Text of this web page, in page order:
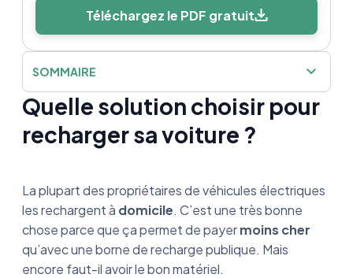
Quelle solution choisir pour
recharger sa voiture ?
La plupart des propriétaires de véhicules électriques
les rechargent à domicile. C’est une très bonne
chose parce que ça permet de payermoins cher
qu’avec une borne de recharge publique. Mais
encore faut-il avoir le bon matériel.
Téléchargez le PDF gratuit
SOMMAIRE
Quelle solution choisir pour recharger sa
voiture ?
Wallbox : Qu'est-ce que c'est ?
Bilan : Quelle est la meilleure solution pour
vous ?